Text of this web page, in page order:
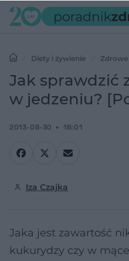
Diety i żywienie
zawartość niklu w jedzeniu?
Jak sprawdzić
w jedzeniu?
2013-08-30 18:01
Iza Czajka
Jaka jest zawartość
kukurydzy czy w